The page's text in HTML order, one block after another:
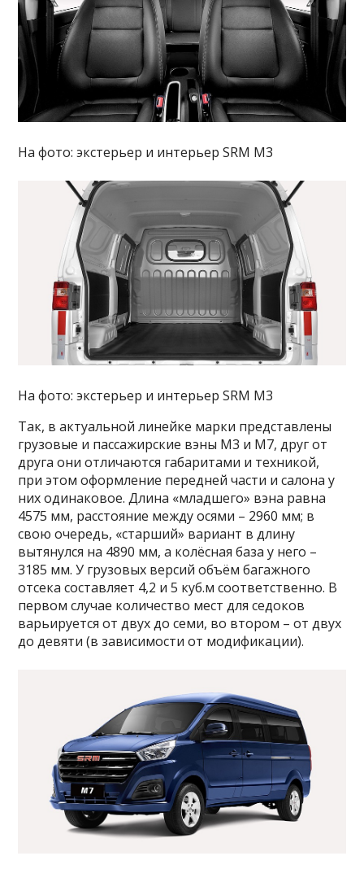
На фото: экстерьер и интерьер SRM M3
На фото: экстерьер и интерьер SRM M3
Так, в актуальной линейке марки представлены
грузовые и пассажирские вэны M3 и M7, друг от
друга они отличаются габаритами и техникой,
при этом оформление передней части и салона у
них одинаковое. Длина «младшего» вэна равна
4575 мм, расстояние между осями – 2960 мм; в
свою очередь, «старший» вариант в длину
вытянулся на 4890 мм, а колёсная база у него –
3185 мм. У грузовых версий объём багажного
отсека составляет 4,2 и 5 куб.м соответственно. В
первом случае количество мест для седоков
варьируется от двух до семи, во втором – от двух
до девяти (в зависимости от модификации).